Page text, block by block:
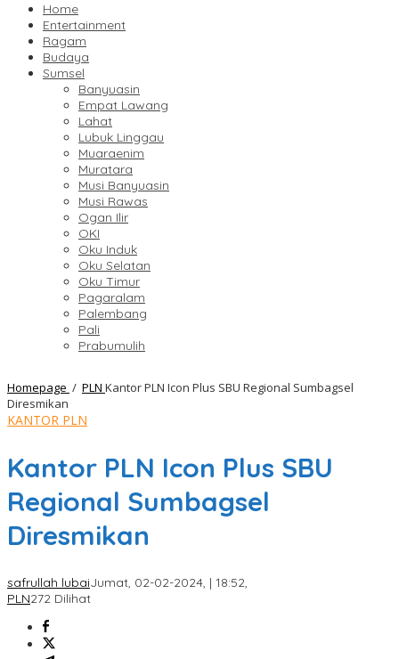
Home
Entertainment
Ragam
Budaya
Sumsel
Banyuasin
Empat Lawang
Lahat
Lubuk Linggau
Muaraenim
Muratara
Musi Banyuasin
Musi Rawas
Ogan Ilir
OKI
Oku Induk
Oku Selatan
Oku Timur
Pagaralam
Palembang
Pali
Prabumulih
Homepage / PLN Kantor PLN Icon Plus SBU Regional Sumbagsel
Diresmikan
KANTOR PLN
Kantor PLN Icon Plus SBU
Regional Sumbagsel
Diresmikan
safrullah lubaiJumat, 02-02-2024, | 18:52,
PLN272 Dilihat